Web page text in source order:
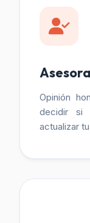
Opinión
decidir si
actualizar